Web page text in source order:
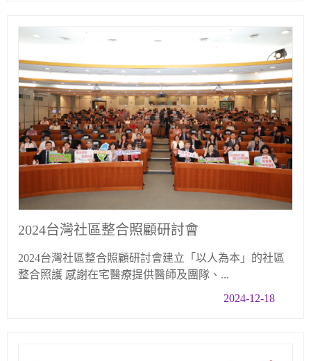
2024台灣社區整合照顧研討會
2024台灣社區整合照顧研討會建立「以人為本」的社區
整合照護 感謝在宅醫療提供醫師及團隊、...
2024-12-18